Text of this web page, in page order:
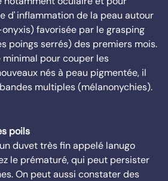
d' inflammation de la peau autour
favorisée par le grasping
poings serrés) des premiers mois.
minimal pour couper les
nés à peau pigmentée, il
multiples (mélanonychies).
poils
duvet très fin appelé lanugo
le prématuré, qui peut persister
On peut aussi constater des